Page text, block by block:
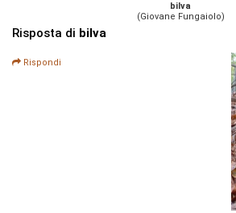
bilva
(Giovane Fungaiolo)
Risposta di bilva
Rispondi